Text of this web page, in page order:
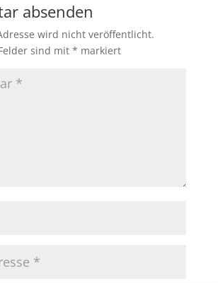
absenden
wird nicht veröffentlicht.
sind mit * markiert